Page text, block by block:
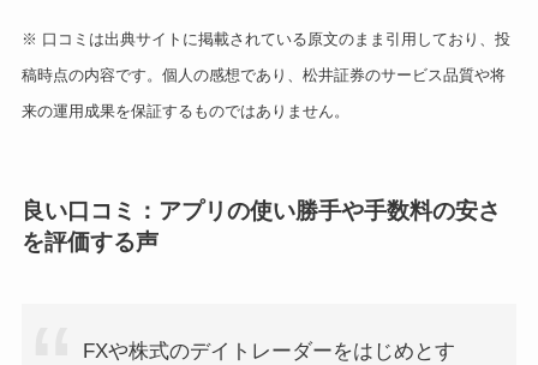
※ 口コミは出典サイトに掲載されている原文のまま引用しており、投
稿時点の内容です。個人の感想であり、松井証券のサービス品質や将
来の運用成果を保証するものではありません。
良い口コミ：アプリの使い勝手や手数料の安さ
を評価する声
FXや株式のデイトレーダーをはじめとす